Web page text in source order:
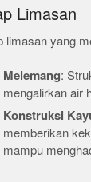
Limasan
limasan yang
Melemang:
mengalirkan air
Konstruksi
memberikan
mampu